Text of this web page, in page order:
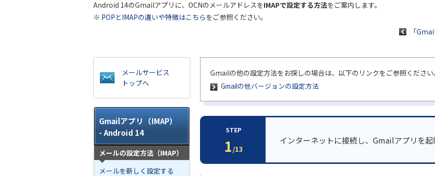
Android 14のGmailアプリに、OCNのメールアドレスをIMAPで設定する方法をご案内します。
※ POPとIMAPの違いや特徴はこちらをご参照ください。
「
メールサービス
トップへ
Gmailアプリ（IMAP）
- Android 14
メールの設定方法（IMAP）
メールを新しく設定する
Gmailの他の設定方法をお探しの場合は、以下のリンクをご参照くださ
Gmailの他バージョンの設定方法
STEP
1 /13
インターネットに接続し、Gmailアプリを起